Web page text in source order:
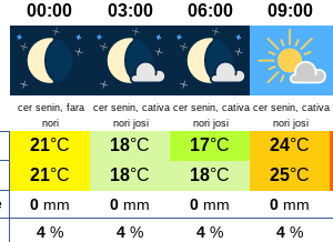
00:00 03:00 06:00 09:00
cer senin, fara
nori
cer senin, cativa
nori josi
cer senin, cativa
nori josi
cer senin, cativa
nori josi
21°C 18°C 17°C 24°C
21°C 18°C 18°C 25°C
0 mm 0 mm 0 mm 0 mm
4 % 4 % 4 % 4 %